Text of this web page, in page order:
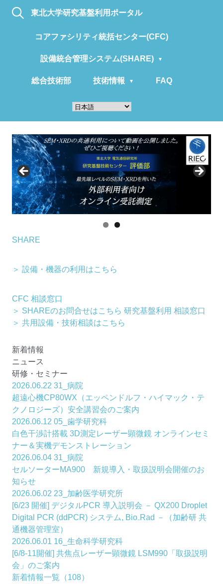
東北大学研究基盤利用ポータル
コアファシリティ統括センター(CFC)
設備統合管理システム(SHARE)
総合技術部 技術情報 FAQ
SHARE
＞ 設備・機器の利用はこちら
CFC 相談窓口
＞ SHAREのお問合せはこちら 研究基盤利用 相談窓口
＞ 共用設備・技術相談はこちら
新着情報
ニュース
研修・セミナー
2026.06.22 31_病院
超遠心機CP80WX（エッペンドルフ・ハイマック・テ
クノロジーズ）安全講習会のご案内
2026.06.12 05_歯学研究科
白色干渉計搭載 3D測定レーザー顕微鏡 オンラインセミ
ナー＆実機デモンストレーション
2026.06.04 31_病院
セルソーターMA900 新規導入・取扱説明会開催のお
知らせ
2026.06.02 23_加齢医学研究所
[6/23 開催] デジタルPCR 導入説明会 － QX200 Droplet
Digital PCR (ddPCR) システム, Bio₋Rad －（加齢研 共
通機器管理室）
2026.06.01 16_生命科学研究科
[6/8-11開催] 共焦点レーザー顕微鏡 LSM990「取扱説明
会」のご案内
新着情報一覧（108）